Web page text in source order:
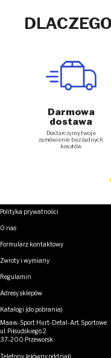
Darmowa
dostawa
Dostarczymy twoje
zamówienie bez żadnych
kosztów
Polityka prywatności
O nas
Formularz kontaktowy
Zwroty i wymiany
Regulamin
Adresy sklepów
Katalogi (do pobrania)
Maaw-Sport Hurt-Detal-Art. Sportowe
ul. Piłsudskiego 2
37-200 Przeworsk
Telefony (główny oddział):